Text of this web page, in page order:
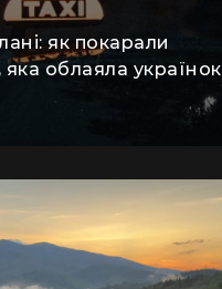
як покарали
яка облаяла українок